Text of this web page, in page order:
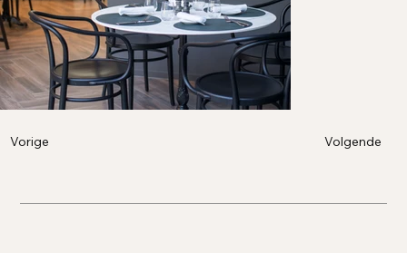
Vorige Volgende